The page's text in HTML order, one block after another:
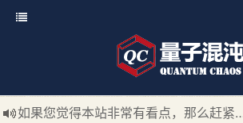
如果您觉得本站非常有看点，那